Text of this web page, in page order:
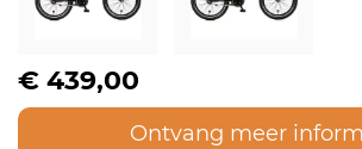
€ 439,00
Ontvang meer